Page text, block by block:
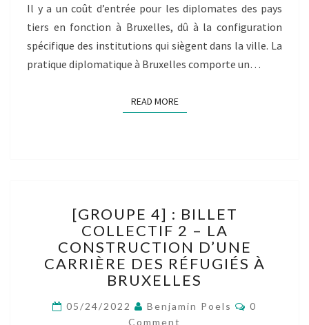
Il y a un coût d’entrée pour les diplomates des pays
tiers en fonction à Bruxelles, dû à la configuration
spécifique des institutions qui siègent dans la ville. La
pratique diplomatique à Bruxelles comporte un…
READ MOREREAD MORE
4]
:
BILLET
COLLECTIF
2
–
LA
CONSTRUCTION
[GROUPE 4] : BILLET
COLLECTIF 2 – LA
CONSTRUCTION D’UNE
CARRIÈRE DES RÉFUGIÉS À
BRUXELLES
05/24/2022 Benjamin Poels Comments
0
Comment